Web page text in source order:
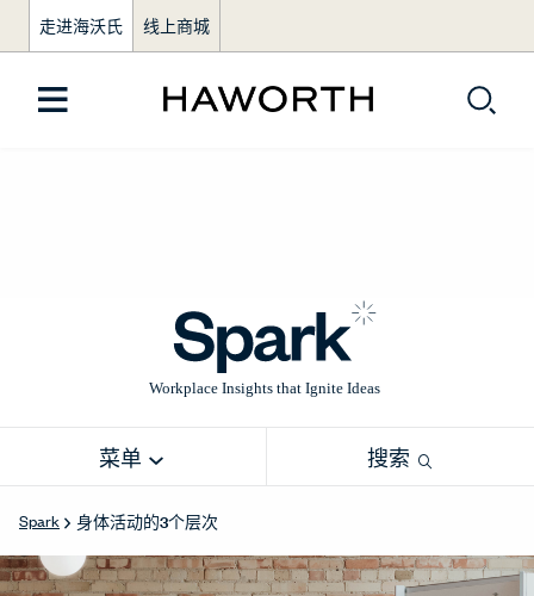
走进海沃氏 线上商城
菜单 搜索
Spark 身体活动的3个层次